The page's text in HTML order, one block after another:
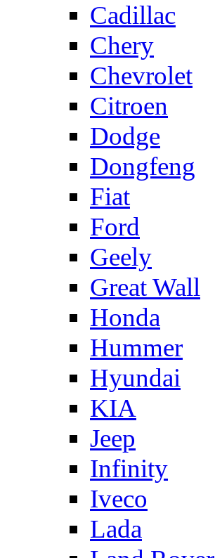
Cadillac
Chery
Chevrolet
Citroen
Dodge
Dongfeng
Fiat
Ford
Geely
Great Wall
Honda
Hummer
Hyundai
KIA
Jeep
Infinity
Iveco
Lada